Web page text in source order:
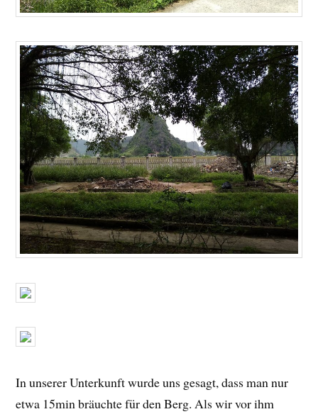
In unserer Unterkunft wurde uns gesagt, dass man nur
etwa 15min bräuchte für den Berg. Als wir vor ihm